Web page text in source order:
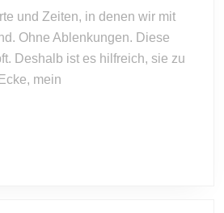
und Zeiten, in denen wir mit
Ohne Ablenkungen. Diese
Deshalb ist es hilfreich, sie zu
mein